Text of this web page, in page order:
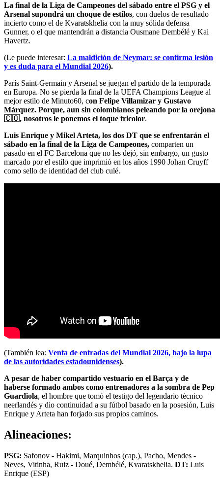
La final de la Liga de Campeones del sábado entre el PSG y el
Arsenal supondrá un choque de estilos, con duelos de resultado
incierto como el de Kvaratskhelia con la muy sólida defensa
Gunner, o el que mantendrán a distancia Ousmane Dembélé y Kai
Havertz.
(Le puede interesar: La maldición de Neymar: se confirma lesión
y es duda para el Mundial 2026).
París Saint-Germain y Arsenal se juegan el partido de la temporada
en Europa. No se pierda la final de la UEFA Champions League al
mejor estilo de Minuto60, con Felipe Villamizar y Gustavo
Márquez. Porque, aun sin colombianos peleando por la orejona
🇨🇴, nosotros le ponemos el toque tricolor.
Luis Enrique y Mikel Arteta, los dos DT que se enfrentarán el
sábado en la final de la Liga de Campeones, comparten un
pasado en el FC Barcelona que no les dejó, sin embargo, un gusto
marcado por el estilo que imprimió en los años 1990 Johan Cruyff
como sello de identidad del club culé.
(También lea: Venta de entradas del Mundial 2026, bajo la lupa
de las autoridades estadounidenses).
A pesar de haber compartido vestuario en el Barça y de
haberse formado ambos como entrenadores a la sombra de Pep
Guardiola, el hombre que tomó el testigo del legendario técnico
neerlandés y dio continuidad a su fútbol basado en la posesión, Luis
Enrique y Arteta han forjado sus propios caminos.
Alineaciones:
PSG: Safonov - Hakimi, Marquinhos (cap.), Pacho, Mendes -
Neves, Vitinha, Ruiz - Doué, Dembélé, Kvaratskhelia. DT: Luis
Enrique (ESP)